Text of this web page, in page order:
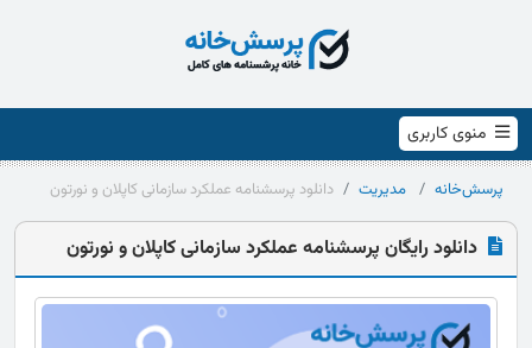
منوی کاربری
پرسش‌خانه مدیریت دانلود پرسشنامه عملکرد سازمانی کاپلان و نورتون
دانلود رایگان پرسشنامه عملکرد سازمانی کاپلان و نورتون